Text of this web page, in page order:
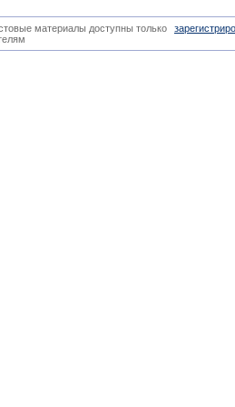
материалы доступны только